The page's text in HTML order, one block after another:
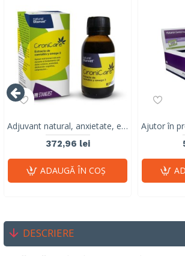
Adjuvant natural, anxietate, epilepsie, cancer, CRONICARE, STANGEST, 100 ml
372,96 lei
ADAUGĂ ÎN COŞ
DESCRIERE